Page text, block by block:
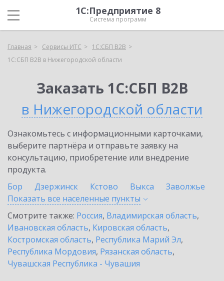
1С:Предприятие 8
Система программ
Главная Сервисы ИТС
1С:СБП B2B
1С:СБП B2B в Нижегородской области
Заказать 1С:СБП B2B
в Нижегородской области
Ознакомьтесь с информационными карточками,
выберите партнёра и отправьте заявку на
консультацию, приобретение или внедрение
продукта.
Бор
Дзержинск Кстово Выкса
Заволжье
Показать все населенные пункты
Смотрите также: Россия, Владимирская область,
Ивановская область, Кировская область,
Костромская область, Республика Марий Эл,
Республика Мордовия, Рязанская область,
Чувашская Республика - Чувашия